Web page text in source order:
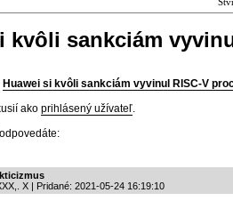
kvôli sankciám
Huawei si kvôli sankciám vyvinul RISC-V
ako prihlásený užívateľ.
X | Pridané: 2021-05-24 16:19:10